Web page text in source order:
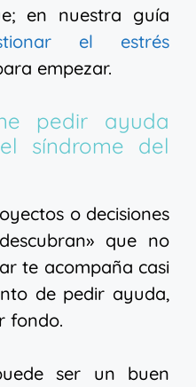
en nuestra guía
el estrés
empezar.
pedir ayuda
síndrome del
o decisiones
que no
te acompaña casi
de pedir ayuda,
fondo.
ser un buen